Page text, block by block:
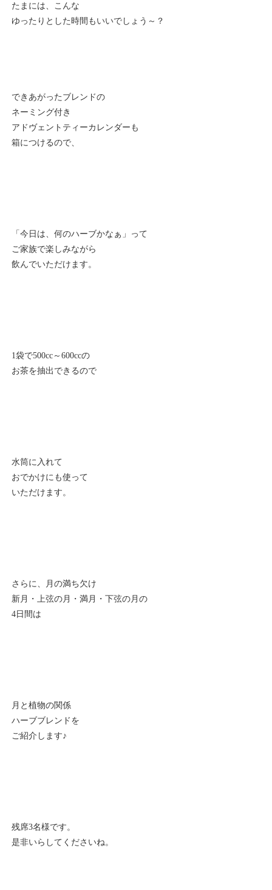
たまには、こんな
ゆったりとした時間もいいでしょう～？
できあがったブレンドの
ネーミング付き
アドヴェントティーカレンダーも
箱につけるので、
「今日は、何のハーブかなぁ」って
ご家族で楽しみながら
飲んでいただけます。
1袋で500cc～600ccの
お茶を抽出できるので
水筒に入れて
おでかけにも使って
いただけます。
さらに、月の満ち欠け
新月・上弦の月・満月・下弦の月の
4日間は
月と植物の関係
ハーブブレンドを
ご紹介します♪
残席3名様です。
是非いらしてくださいね。